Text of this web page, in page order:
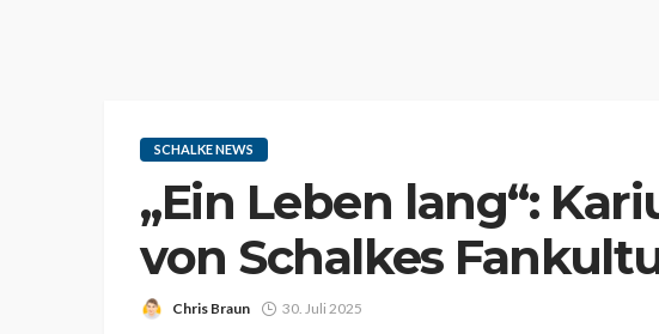
SCHALKE NEWS
„Ein Leben lang“:
von Schalkes
Chris Braun 30. Juli 2025